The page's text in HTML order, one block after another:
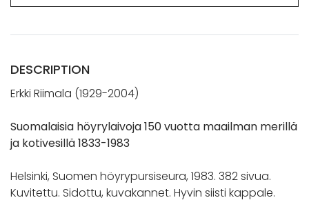
DESCRIPTION
Erkki Riimala (1929-2004)
Suomalaisia höyrylaivoja 150 vuotta maailman merillä
ja kotivesillä 1833-1983
Helsinki, Suomen höyrypursiseura, 1983. 382 sivua.
Kuvitettu. Sidottu, kuvakannet. Hyvin siisti kappale.